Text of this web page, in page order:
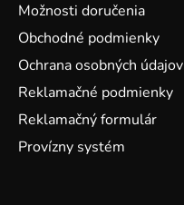
Možnosti doručenia
Obchodné podmienky
Ochrana osobných údajov
Reklamačné podmienky
Reklamačný formulár
Provízny systém